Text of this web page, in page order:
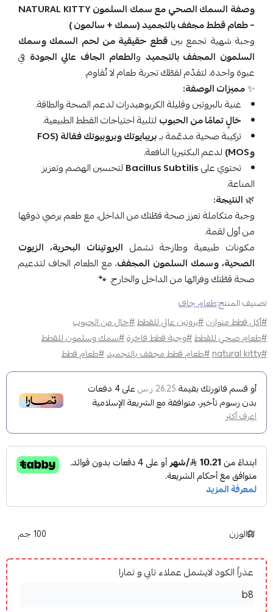
وصفة السمك الصحي مع سمك السلمون NATURAL KITTY
– طعام قطط مجفف بالتجميد (سمك + سالمون )
وجبة شهية تجمع بينقطع حقيقية من لحم السمك وسمك
السلمون المجفف بالتجميد والطعام الجاف عالي الجودة في
عبوة واحدة، لتقدّم لقطّك تجربة طعام لا تُقاوم.
✨مميزات الوصفة:
غنية بالبروتين وقليلة الكربوهيدرات لدعم الصحة والطاقة.
خالٍ تمامًا من الحبوب لتلبية احتياجات القطط الطبيعية.
تركيبة صحية مدعّمة بـ
بريبايوتك وبروبيوتك فعّالة (FOS
وMOS)
لدعم البكتيريا النافعة.
تحتوي علىBacillus Subtilis لتحسين الهضم وتعزيز
المناعة.
🌿 النتيجة:
وجبة متكاملة تعزز صحة قطّتك من الداخل، مع طعم يرضي ذوقها
من أول لقمة.
مكونات طبيعية وطازجة تشمل البروتينات البحرية، الزيوت
الصحية، وسمك السلمون المجفف، مع الطعام الجاف لتدعيم
صحة قطّتك وفرائها من الداخل والخارج. 🐾
تصنيف المنتج:طعام جاف
#أكل قطط متوازن#بروتين عالي للقطط#خال من الحبوب
#طعام صحي للقطط#وجبة قطط فاخرة#سمك وسلمون للقطط
#natural kitty
#طعام قطط مجفف بالتجميد#طعام قطط
أو قسم فاتورتك بقيمة 26.25 ر.س على4 دفعات
بدون رسوم تأخير، متوافقة مع الشريعة الإسلامية
اعرف أكثر
الوزن 100 جم
عذراً الكود لايشمل عملاء تابي و تمارا